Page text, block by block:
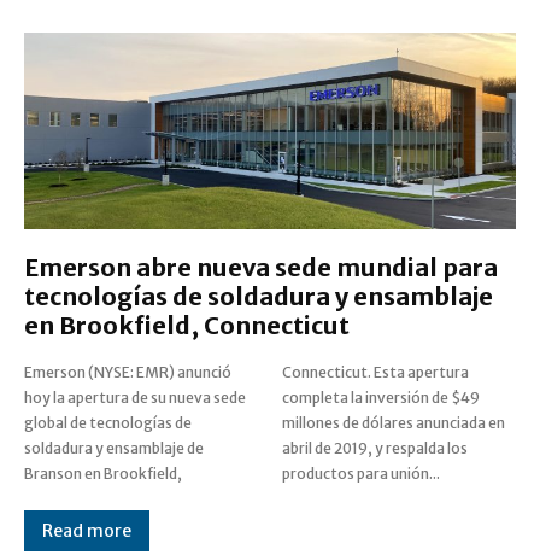
Emerson abre nueva sede mundial para
tecnologías de soldadura y ensamblaje
en Brookfield, Connecticut
Emerson (NYSE: EMR) anunció
hoy la apertura de su nueva sede
global de tecnologías de
soldadura y ensamblaje de
Branson en Brookfield,
Connecticut. Esta apertura
completa la inversión de $49
millones de dólares anunciada en
abril de 2019, y respalda los
productos para unión...
Read more